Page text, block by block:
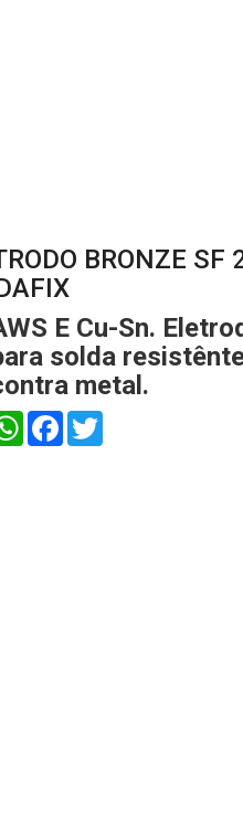
BRONZE SF
E Cu-Sn.
solda
metal.
Facebook
Twitter